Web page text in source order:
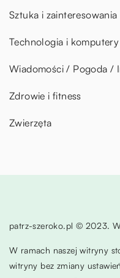
Sztuka i zainteresowania
Technologia i komputery
Wiadomości / Pogoda /
Zdrowie i fitness
Zwierzęta
patrz-szeroko.pl © 2023.
W ramach naszej witryny
witryny bez zmiany